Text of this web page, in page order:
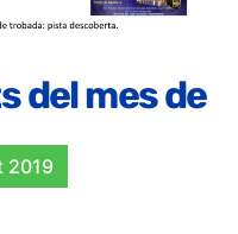
del mes de
2019